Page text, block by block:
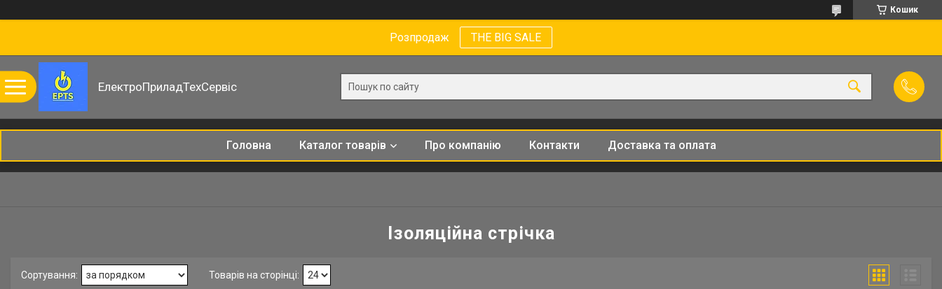
Кошик
Розпродаж THE BIG SALE
ЕлектроПриладТехСервіс
Головна Каталог товарів Про компанію Контакти Доставка та оплата
Ізоляційна стрічка